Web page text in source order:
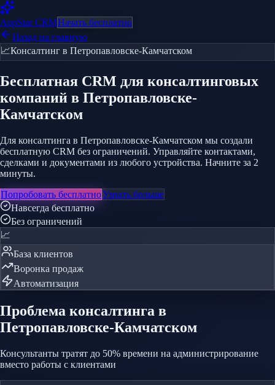
AppStarCRMНачать бесплатно
Назад на главную
📈Консалтинг в Петропавловске-Камчатском
Бесплатная CRM для консалтинговых
компаний в Петропавловске-
Камчатском
Для консалтинга в Петропавловске-Камчатском мы создали
бесплатную CRM без ограничений. Управляйте контактами,
сделками и документами из любого устройства. Начните за 2
минуты.
Попробовать бесплатноУзнать больше
Навсегда бесплатно
Без ограничений
📈
База клиентов
Воронка продаж
Автоматизация
Проблема консалтинга в
Петропавловске-Камчатском
Консультанты тратят до 50% времени на администрирование
вместо работы с клиентами